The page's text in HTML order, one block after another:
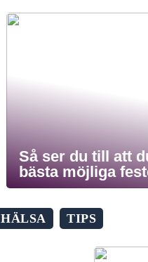
Så ser du till att
bästa möjliga
HÄLSA TIPS